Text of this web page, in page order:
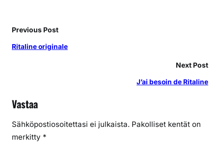
Previous Post
Ritaline originale
Next Post
J’ai besoin de Ritaline
Vastaa
Sähköpostiosoitettasi ei julkaista. Pakolliset kentät on
merkitty *